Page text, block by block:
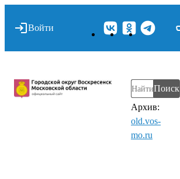
Войти
Поиск
Архив:
old.vos-
mo.ru